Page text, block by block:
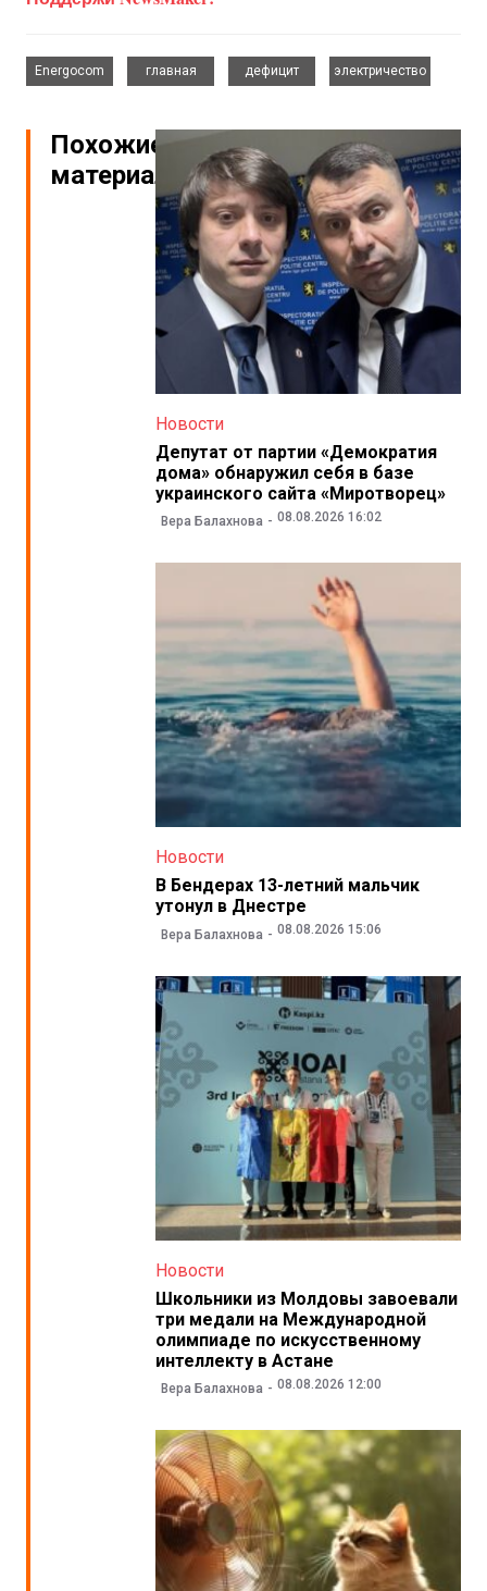
Energocom
главная
дефицит
электричество
Похожие
материалы
Новости
Депутат от партии «Демократия
дома» обнаружил себя в базе
украинского сайта «Миротворец»
Вера Балахнова 08.08.2026 16:02
Новости
В Бендерах 13-летний мальчик
утонул в Днестре
Вера Балахнова 08.08.2026 15:06
Новости
Школьники из Молдовы завоевали
три медали на Международной
олимпиаде по искусственному
интеллекту в Астане
Вера Балахнова 08.08.2026 12:00